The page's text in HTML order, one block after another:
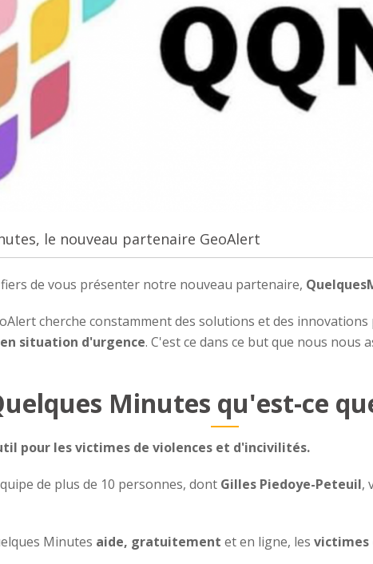
le nouveau partenaire GeoAlert
de vous présenter notre nouveau partenaire,
cherche constamment des solutions et des
situation d'urgence. C'est ce dans ce but que nous nous
Minutes qu'est-ce
pour les victimes de violences et d'incivilités.
de plus de 10 personnes, dont Gilles Piedoye-Peteuil,
Minutes aide, gratuitement et en ligne, les victimes